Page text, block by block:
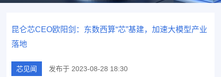
昆仑芯CEO欧阳剑：东数西算“芯”基建，加速大模型产业
落地
芯见闻 发布于 2023-08-28 18:30